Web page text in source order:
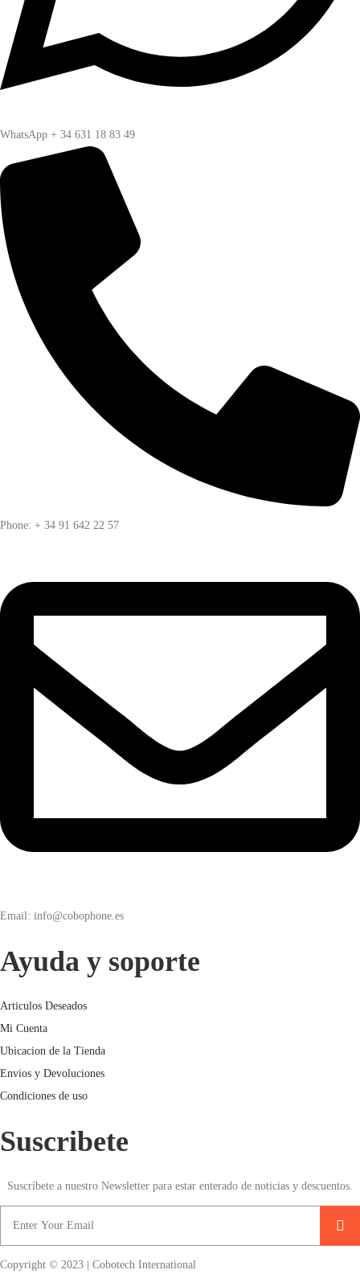
WhatsApp + 34 631 18 83 49
Phone: + 34 91 642 22 57
Email: info@cobophone.es
Ayuda y soporte
Articulos Deseados
Mi Cuenta
Ubicacion de la Tienda
Envios y Devoluciones
Condiciones de uso
Suscribete
Suscríbete a nuestro Newsletter para estar enterado de noticias y descuentos.
Copyright © 2023 | Cobotech International